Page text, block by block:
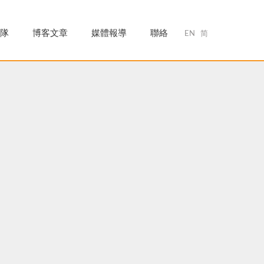
EN 简
博客文章 媒體報導 聯絡